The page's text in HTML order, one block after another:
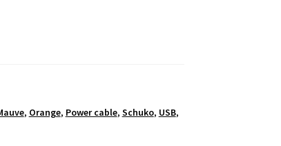
, Orange, Power cable, Schuko, USB,